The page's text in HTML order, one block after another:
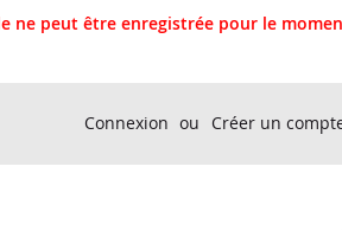
ne peut être enregistrée pour le
Connexion Créer un